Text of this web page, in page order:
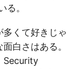
る。
くて好きじゃ
白さはある。
Security